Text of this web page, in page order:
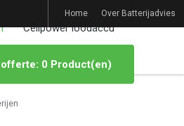
Home Over Batterijadvies
Cellpower loodaccu
0 Product(en)